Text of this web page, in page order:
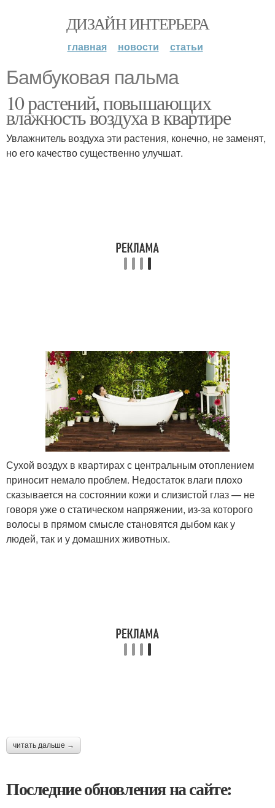
ДИЗАЙН ИНТЕРЬЕРА
главная новости статьи
Бамбуковая пальма
10 растений, повышающих
влажность воздуха в квартире
Увлажнитель воздуха эти растения, конечно, не заменят,
но его качество существенно улучшат.
Сухой воздух в квартирах с центральным отоплением
приносит немало проблем. Недостаток влаги плохо
сказывается на состоянии кожи и слизистой глаз — не
говоря уже о статическом напряжении, из-за которого
волосы в прямом смысле становятся дыбом как у
людей, так и у домашних животных.
читать дальше →
Последние обновления на сайте: